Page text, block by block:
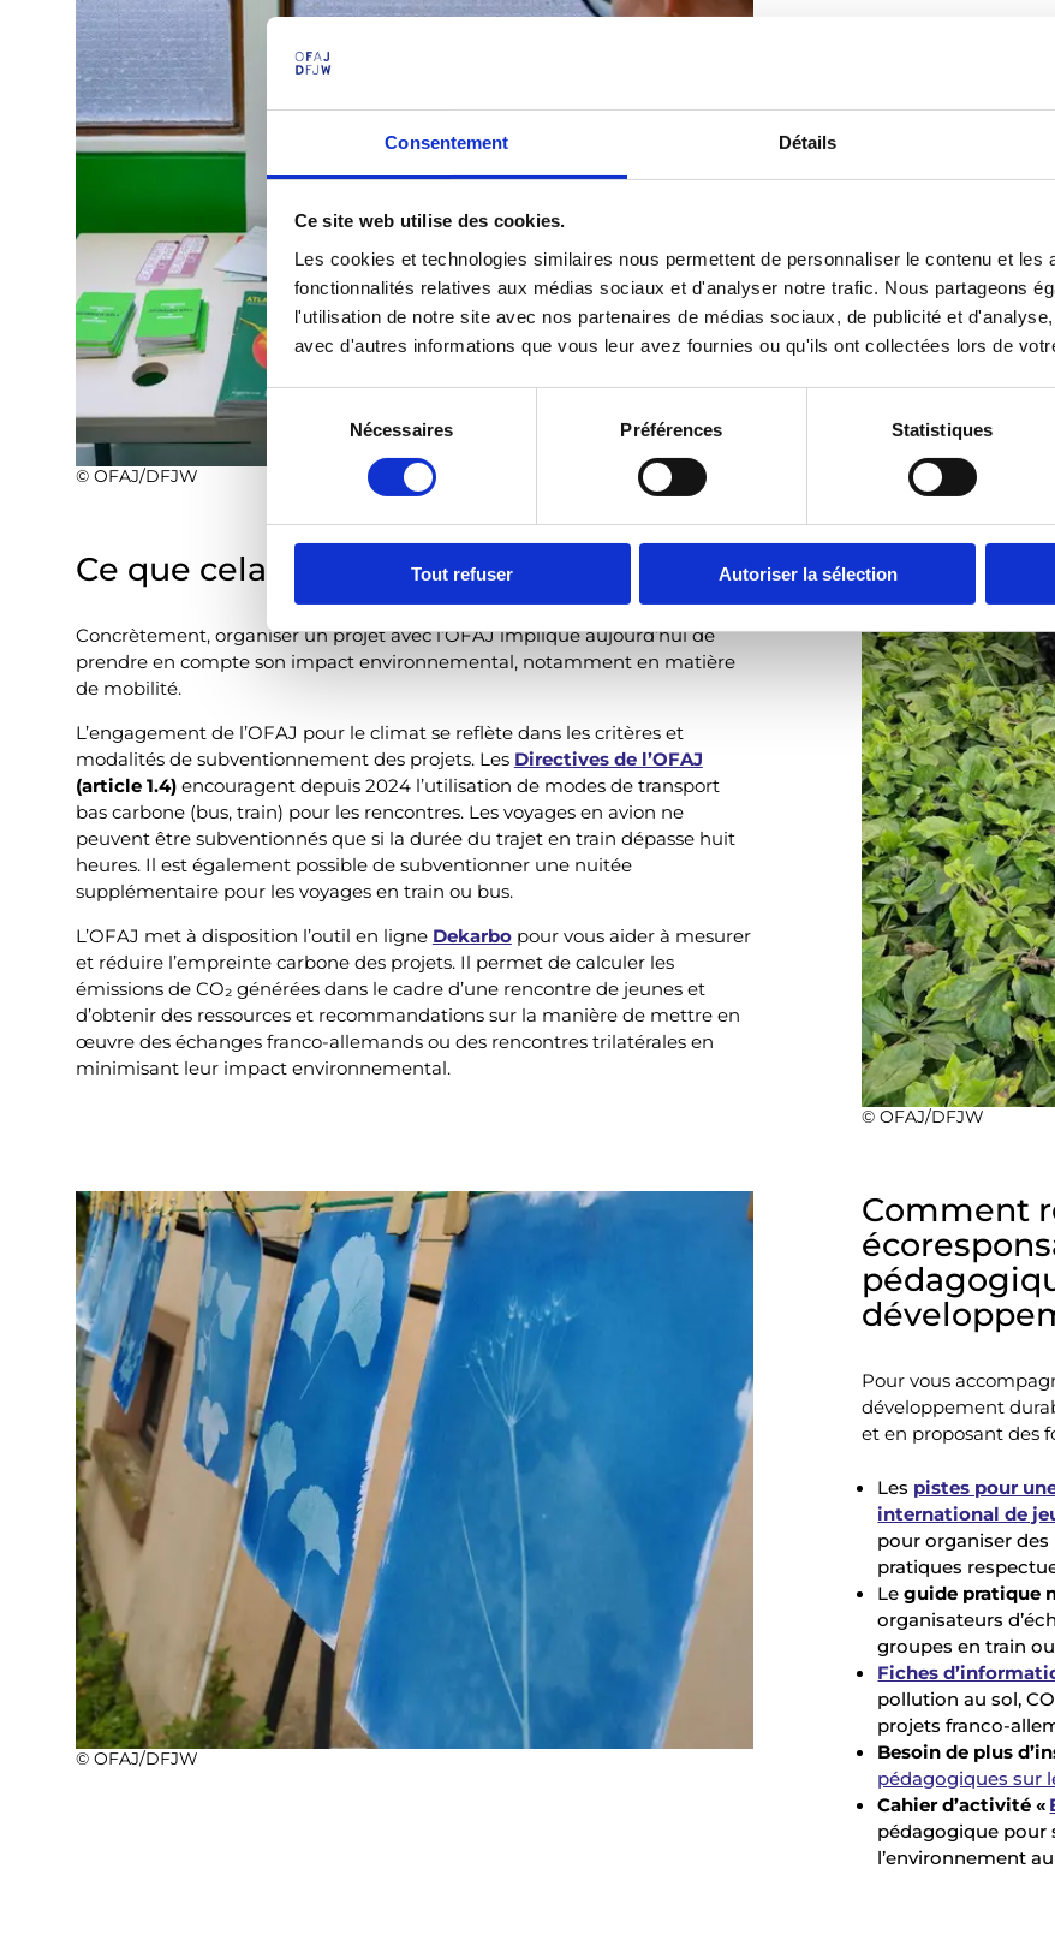
Consentement Détails
Ce site web utilise des cookies.
Les cookies et technologies similaires nous permettent de personnaliser le contenu et les
fonctionnalités relatives aux médias sociaux et d'analyser notre trafic. Nous partageons
l'utilisation de notre site avec nos partenaires de médias sociaux, de publicité et
avec d'autres informations que vous leur avez fournies ou qu'ils ont collectées lors de
S
n
d
s
e
n
m
t
Nécessaires Préférences Statistiques
Tout refuser Autoriser la sélection
L’OFAJ s’engage
et place la mobilité
interculturel passe
face à l’urgence
possibles pour les
renforcer
nos pratiques et une
Les échanges
France et
CO₂, principalement
Nous nous
environnementale,
© OFAJ/DFJW
Ce que cela implique pour vos projets ?
Concrètement, organiser un projet avec l’OFAJ implique aujourd’hui de
prendre en compte son impact environnemental, notamment en matière
de mobilité.
L’engagement de l’OFAJ pour le climat se reflète dans les critères et
modalités de subventionnement des projets. Les Directives de l’OFAJ
(article 1.4)encouragent depuis 2024 l’utilisation de modes de transport
bas carbone (bus, train) pour les rencontres. Les voyages en avion ne
peuvent être subventionnés que si la durée du trajet en train dépasse huit
heures. Il est également possible de subventionner une nuitée
supplémentaire pour les voyages en train ou bus.
L’OFAJ met à disposition l’outil en ligne Dekarbo pour vous aider à mesurer
et réduire l’empreinte carbone des projets. Il permet de calculer les
émissions de CO₂ générées dans le cadre d’une rencontre de jeunes et
d’obtenir des ressources et recommandations sur la manière de mettre en
œuvre des échanges franco-allemands ou des rencontres trilatérales en
minimisant leur impact environnemental.
© OFAJ/DFJW
Comment
Pour vous
développement
et en proposant des
Les pistes pour
international de
pour organiser
pratiques
Leguide pratique
organisateurs
groupes en train
Fiches
pollution au sol,
projets franco-
Besoin de plus
pédagogiques sur
Cahier d’activité «
pédagogique pour
l’environnement
© OFAJ/DFJW